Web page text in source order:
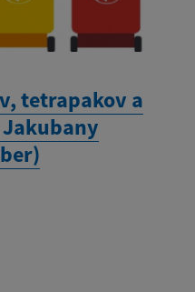
tetrapakov a